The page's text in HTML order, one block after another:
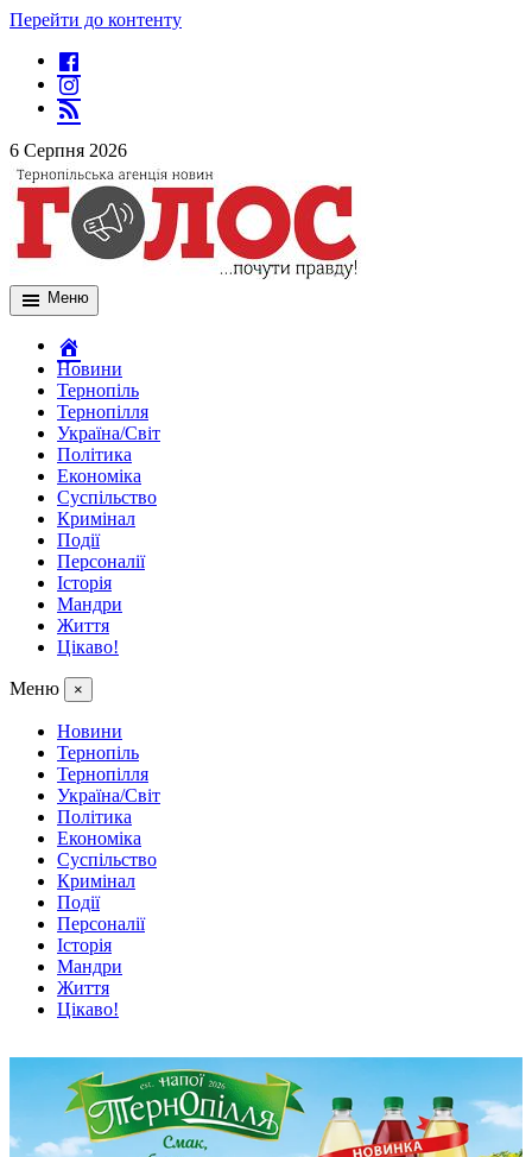
Перейти до контенту
6 Серпня 2026
Меню
Новини
Тернопіль
Тернопілля
Україна/Світ
Політика
Економіка
Суспільство
Кримінал
Події
Персоналії
Історія
Мандри
Життя
Цікаво!
Меню ×
Новини
Тернопіль
Тернопілля
Україна/Світ
Політика
Економіка
Суспільство
Кримінал
Події
Персоналії
Історія
Мандри
Життя
Цікаво!